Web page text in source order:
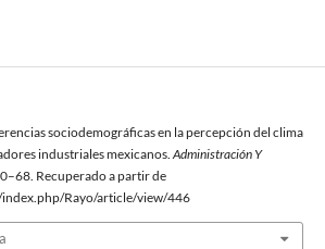
sociodemográficas en la percepción del clima
industriales mexicanos. Administración Y
Recuperado a partir de
Rayo/article/view/446